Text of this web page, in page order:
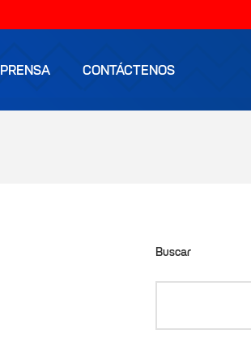
PRENSA CONTÁCTENOS
Buscar